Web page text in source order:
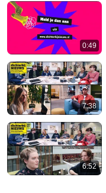
0:49
7:38
6:52